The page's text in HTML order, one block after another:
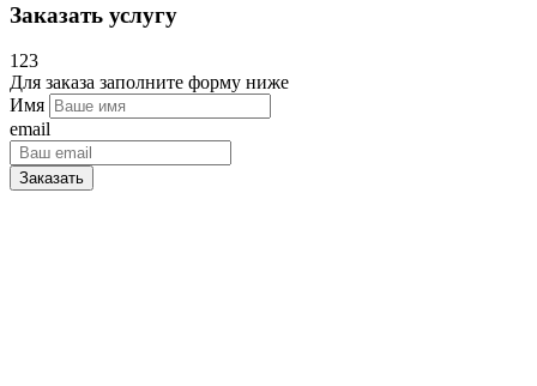
Заказать услугу
123
Для заказа заполните форму ниже
Имя
email
Заказать